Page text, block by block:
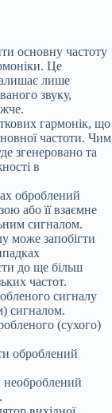
основну частоту
Це
лише
звуку,
гармонік, що
частоти. Чим
згенеровано та
в
оброблений
або її взаємне
сигналом.
може запобігти
до ще більш
частот.
сигналу
сигналом.
(сухого)
оброблений